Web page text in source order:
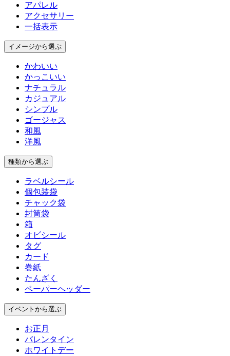
アパレル
アクセサリー
一括表示
イメージから選ぶ
かわいい
かっこいい
ナチュラル
カジュアル
シンプル
ゴージャス
和風
洋風
種類から選ぶ
ラベルシール
個包装袋
チャック袋
封筒袋
箱
オビシール
タグ
カード
巻紙
たんざく
ペーパーヘッダー
イベント から選ぶ
お正月
バレンタイン
ホワイトデー